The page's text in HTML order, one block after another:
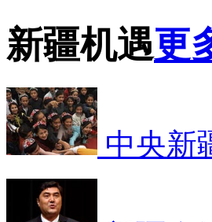
新疆机遇更
中央新